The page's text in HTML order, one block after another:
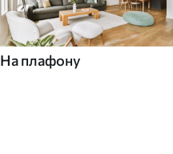
На плафону